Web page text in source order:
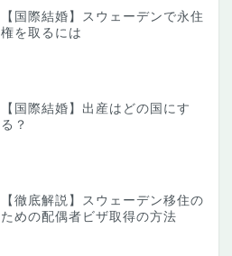
【国際結婚】スウェーデンで永住
権を取るには
【国際結婚】出産はどの国にす
る？
【徹底解説】スウェーデン移住の
ための配偶者ビザ取得の方法